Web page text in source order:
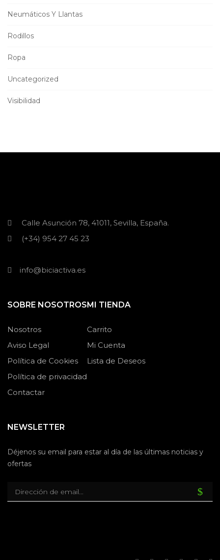
Neumáticos Y Llantas
Rodillos
Ropa
Uncategorized
Visibilidad
Calle Asunción 78, 41011, Sevilla, España.
(+34) 954 27 45 23
info@biciactiva.es
SOBRE NOSOTROS
Nosotros
Aviso Legal
Política de Cookies
Política de privacidad
Contactar
MI TIENDA
Carrito
Mi Cuenta
Lista de Deseos
NEWSLETTER
Déjenos su email para estar al día de las últimas noticias y
ofertas